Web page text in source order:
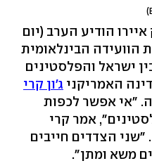
הודיע הערב (יום
הוועידה הבינלאומית
ישראל והפלסטינים
ג'ון קרי
"אי אפשר לכפות
אמר קרי
הצדדים חייבים
משא ומתן".